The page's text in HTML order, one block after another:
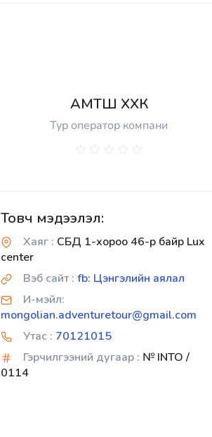
АМТШ ХХК
Тур оператор компани
Товч мэдээлэл:
Хаяг : СБД 1-хороо 46-р байр Lux
center
Вэб сайт : fb: Цэнгэлийн аялал
И-мэйл:
mongolian.adventuretour@gmail.com
Утас : 70121015
Гэрчилгээний дугаар : № INTO /
0114